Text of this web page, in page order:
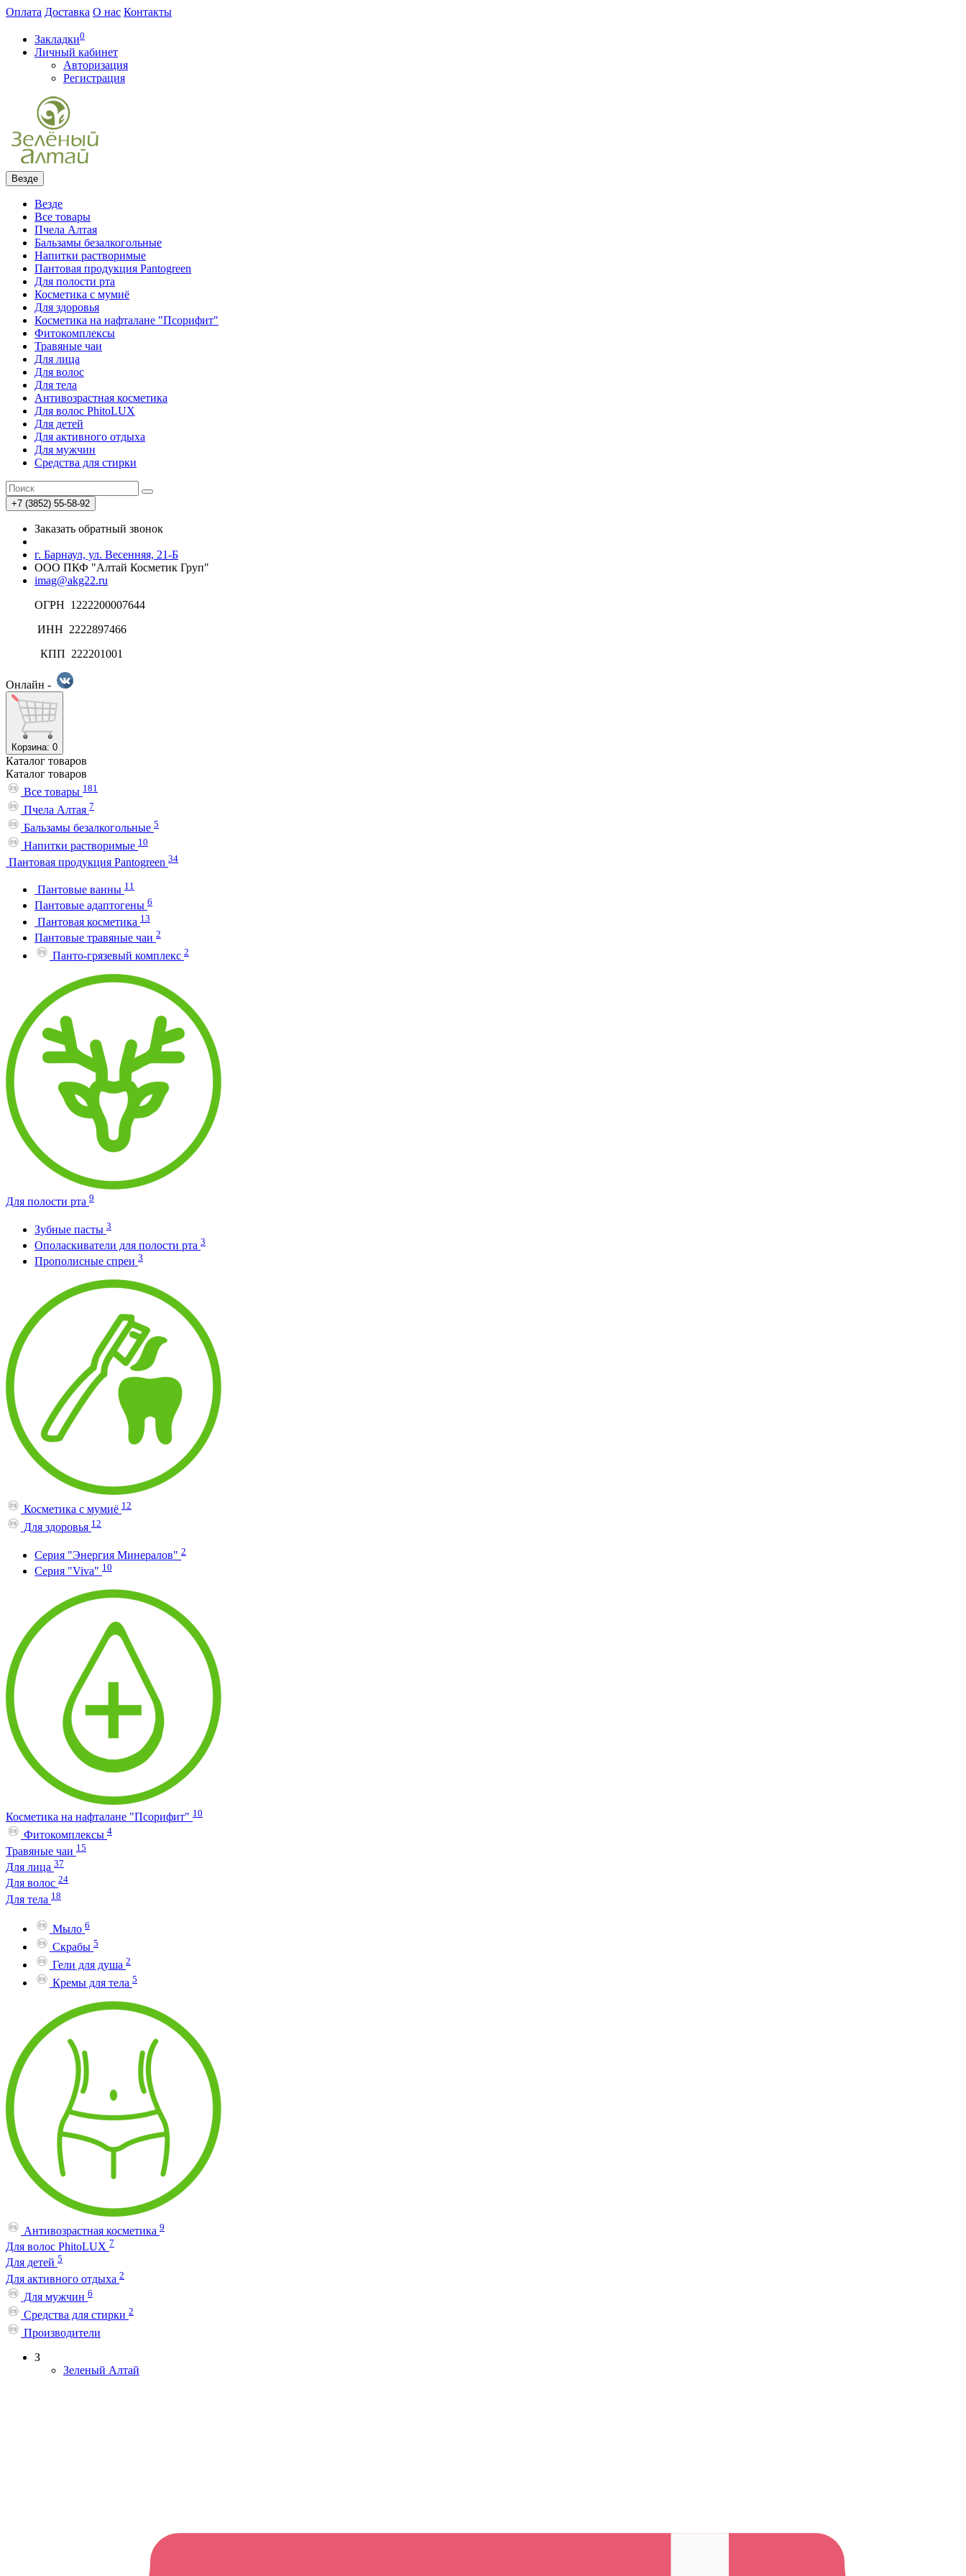
Оплата Доставка О нас Контакты
Закладки0
Личный кабинет
Авторизация
Регистрация
Везде
Везде
Все товары
Пчела Алтая
Бальзамы безалкогольные
Напитки растворимые
Пантовая продукция Pantogreen
Для полости рта
Косметика с мумиё
Для здоровья
Косметика на нафталане "Псорифит"
Фитокомплексы
Травяные чаи
Для лица
Для волос
Для тела
Антивозрастная косметика
Для волос PhitoLUX
Для детей
Для активного отдыха
Для мужчин
Средства для стирки
+7 (3852) 55-58-92
Заказать обратный звонок
г. Барнаул, ул. Весенняя, 21-Б
ООО ПКФ "Алтай Косметик Груп"
imag@akg22.ru
ОГРН 1222200007644
ИНН 2222897466
КПП 222201001
Онлайн -
Корзина: 0
Каталог товаров
Каталог товаров
Все товары 181
Пчела Алтая 7
Бальзамы безалкогольные 5
Напитки растворимые 10
Пантовая продукция Pantogreen 34
Пантовые ванны 11
Пантовые адаптогены 6
Пантовая косметика 13
Пантовые травяные чаи 2
Панто-грязевый комплекс 2
Для полости рта 9
Зубные пасты 3
Ополаскиватели для полости рта 3
Прополисные спреи 3
Косметика с мумиё 12
Для здоровья 12
Серия "Энергия Минералов" 2
Серия "Viva" 10
Косметика на нафталане "Псорифит" 10
Фитокомплексы 4
Травяные чаи 15
Для лица 37
Для волос 24
Для тела 18
Мыло 6
Скрабы 5
Гели для душа 2
Кремы для тела 5
Антивозрастная косметика 9
Для волос PhitoLUX 7
Для детей 5
Для активного отдыха 2
Для мужчин 6
Средства для стирки 2
Производители
З
Зеленый Алтай